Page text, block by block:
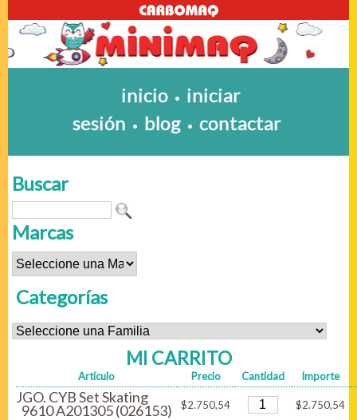
inicio • iniciar
sesión • blog • contactar
Buscar
Marcas
Categorías
MI CARRITO
Artículo Precio Cantidad Importe
JGO. CYB Set Skating
9610 A201305 (026153) $2.750,54 $2.750,54